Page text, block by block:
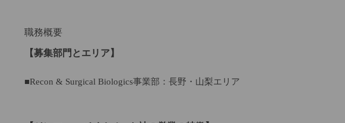
職務概要
【募集部門とエリア】
■Recon & Surgical Biologics事業部：長野・山梨エリア